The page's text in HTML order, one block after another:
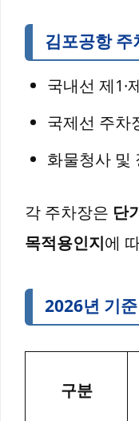
김포공항 주
국내선 제1·
국제선 주차
화물청사 및
각 주차장은 단
목적용인지에
2026년 기
구분